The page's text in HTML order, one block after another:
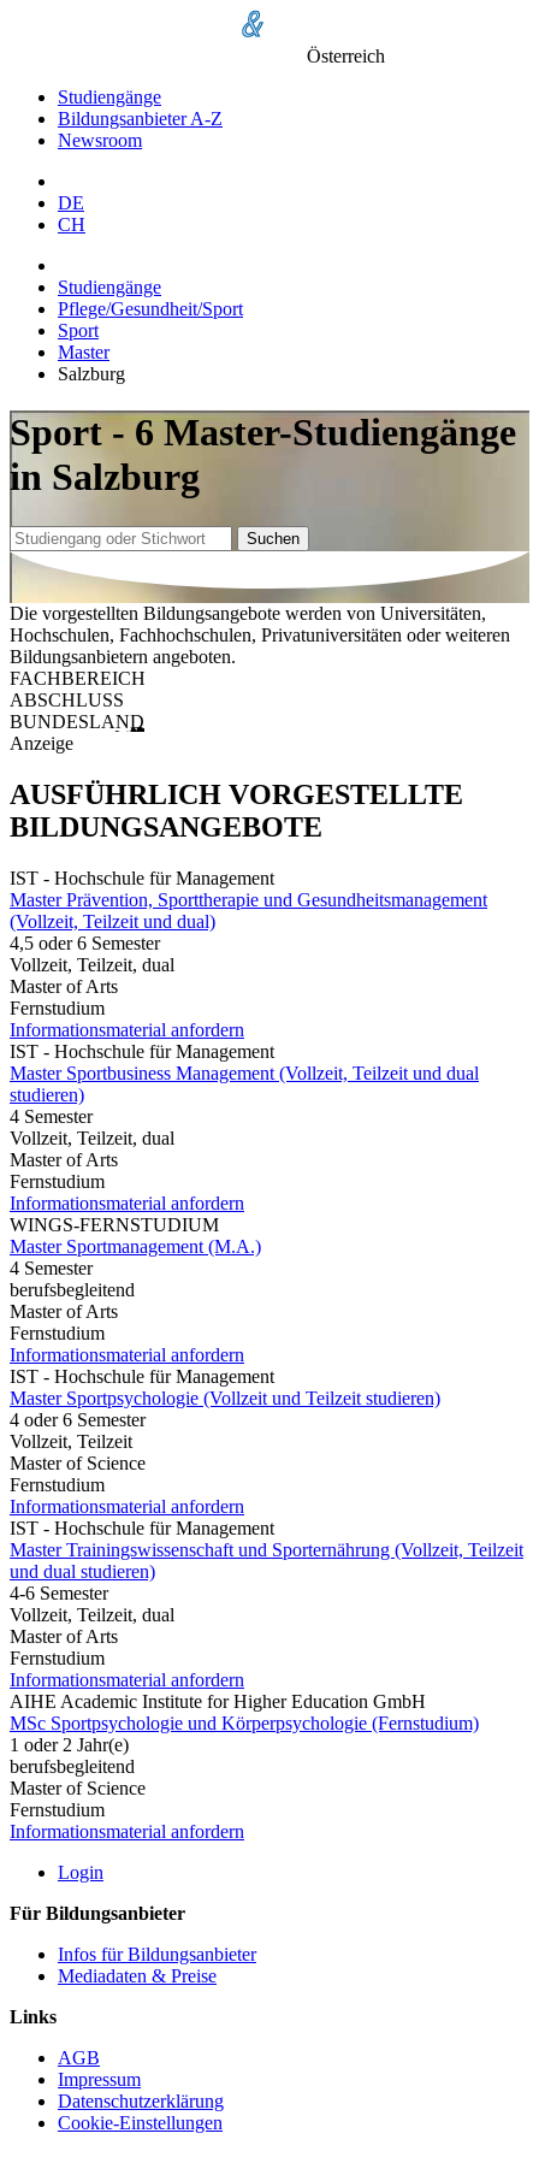
Österreich
Studiengänge
Bildungsanbieter A-Z
Newsroom
DE
CH
Studiengänge
Pflege/Gesundheit/Sport
Sport
Master
Salzburg
Sport - 6 Master-Studiengänge
in Salzburg
Suchen
Die vorgestellten Bildungsangebote werden von Universitäten,
Hochschulen, Fachhochschulen, Privatuniversitäten oder weiteren
Bildungsanbietern angeboten.
FACHBEREICH
ABSCHLUSS
BUNDESLAND
Anzeige
AUSFÜHRLICH VORGESTELLTE
BILDUNGSANGEBOTE
IST - Hochschule für Management
Master Prävention, Sporttherapie und Gesundheitsmanagement
(Vollzeit, Teilzeit und dual)
4,5 oder 6 Semester
Vollzeit, Teilzeit, dual
Master of Arts
Fernstudium
Informationsmaterial anfordern
IST - Hochschule für Management
Master Sportbusiness Management (Vollzeit, Teilzeit und dual
studieren)
4 Semester
Vollzeit, Teilzeit, dual
Master of Arts
Fernstudium
Informationsmaterial anfordern
WINGS-FERNSTUDIUM
Master Sportmanagement (M.A.)
4 Semester
berufsbegleitend
Master of Arts
Fernstudium
Informationsmaterial anfordern
IST - Hochschule für Management
Master Sportpsychologie (Vollzeit und Teilzeit studieren)
4 oder 6 Semester
Vollzeit, Teilzeit
Master of Science
Fernstudium
Informationsmaterial anfordern
IST - Hochschule für Management
Master Trainingswissenschaft und Sporternährung (Vollzeit, Teilzeit
und dual studieren)
4-6 Semester
Vollzeit, Teilzeit, dual
Master of Arts
Fernstudium
Informationsmaterial anfordern
AIHE Academic Institute for Higher Education GmbH
MSc Sportpsychologie und Körperpsychologie (Fernstudium)
1 oder 2 Jahr(e)
berufsbegleitend
Master of Science
Fernstudium
Informationsmaterial anfordern
Login
Für Bildungsanbieter
Infos für Bildungsanbieter
Mediadaten & Preise
Links
AGB
Impressum
Datenschutzerklärung
Cookie-Einstellungen